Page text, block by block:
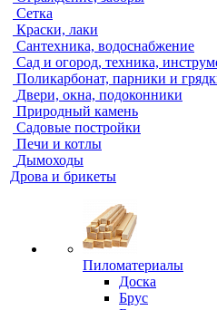
Сетка
Краски, лаки
Сантехника, водоснабжение
Сад и огород, техника,
Поликарбонат, парники и
Двери, окна, подоконники
Природный камень
Садовые постройки
Печи и котлы
Дымоходы
Дрова и брикеты
Пиломатериалы
Доска
Брус